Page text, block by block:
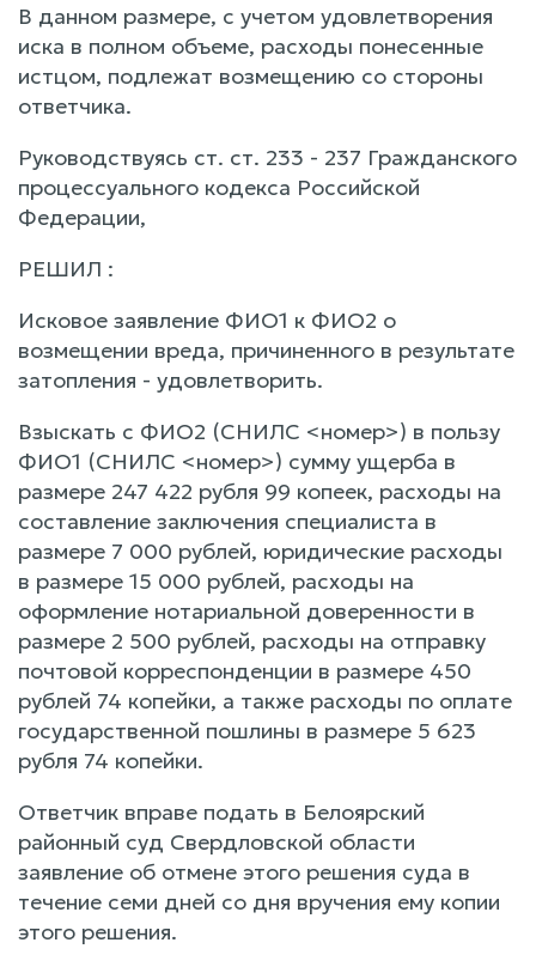
В данном размере, с учетом удовлетворения
иска в полном объеме, расходы понесенные
истцом, подлежат возмещению со стороны
ответчика.
Руководствуясь ст. ст. 233 - 237 Гражданского
процессуального кодекса Российской
Федерации,
РЕШИЛ :
Исковое заявление ФИО1 к ФИО2 о
возмещении вреда, причиненного в результате
затопления - удовлетворить.
Взыскать с ФИО2 (СНИЛС <номер>) в пользу
ФИО1 (СНИЛС <номер>) сумму ущерба в
размере 247 422 рубля 99 копеек, расходы на
составление заключения специалиста в
размере 7 000 рублей, юридические расходы
в размере 15 000 рублей, расходы на
оформление нотариальной доверенности в
размере 2 500 рублей, расходы на отправку
почтовой корреспонденции в размере 450
рублей 74 копейки, а также расходы по оплате
государственной пошлины в размере 5 623
рубля 74 копейки.
Ответчик вправе подать в Белоярский
районный суд Свердловской области
заявление об отмене этого решения суда в
течение семи дней со дня вручения ему копии
этого решения.